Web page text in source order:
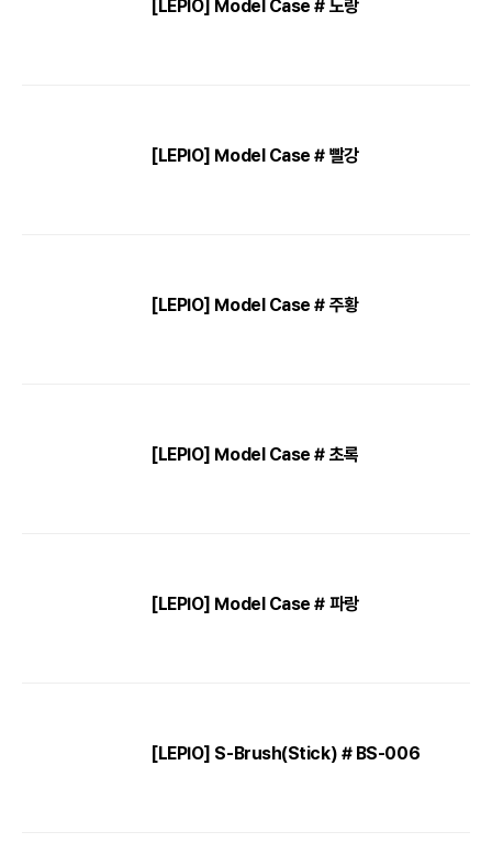
[LEPIO] Model Case # 노랑
[LEPIO] Model Case # 빨강
[LEPIO] Model Case # 주황
[LEPIO] Model Case # 초록
[LEPIO] Model Case # 파랑
[LEPIO] S-Brush(Stick) # BS-006